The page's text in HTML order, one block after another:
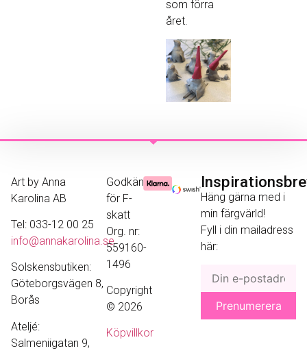
som förra
året.
Art by Anna
Karolina AB
Tel: 033-12 00 25
info@annakarolina.se
Solskensbutiken:
Göteborgsvägen 8,
Borås
Ateljé:
Salmeniigatan 9,
Godkänd
för F-
skatt
Org. nr:
559160-
1496
Copyright
© 2026
Köpvillkor
Häng gärna med i
min färgvärld!
Fyll i din mailadress
här: